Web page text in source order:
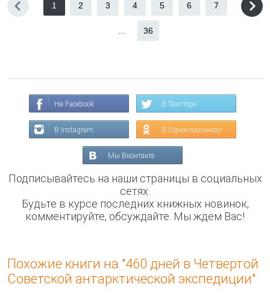
1 2 3 4 5 6 7
36
На Facebook В Твиттере
В Instagram В Одноклассниках
Мы Вконтакте
Подписывайтесь на наши страницы в социальных
сетях.
Будьте в курсе последних книжных новинок,
комментируйте, обсуждайте. Мы ждём Вас!
Похожие книги на "460 дней в Четвертой
Советской антарктической экспедиции"